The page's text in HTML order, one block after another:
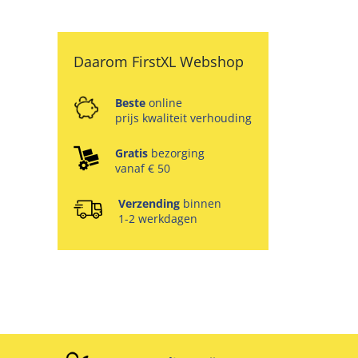
Daarom FirstXL Webshop
Beste online
prijs kwaliteit verhouding
Gratis bezorging
vanaf € 50
Verzendingbinnen
1-2 werkdagen